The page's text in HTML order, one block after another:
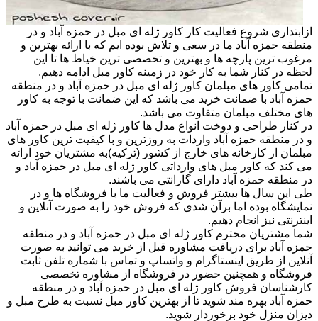
ازابتداری شروع فعالیت کار کاور ژله ای مبل در حمزه آباد و در
منطقه حمزه آباد ما در سعی و تلاش بوده ایم که با ارائه بهترین و
مرغوب ترین پارچه ها و بهترین و تخصصی ترین خیاط ها تا این
لحظه در کنار شما به کار خود در زمینه کاور مبل ادامه دهیم.
تمامی کاور های مبلمان کاور ژله ای مبل در حمزه آباد و در منطقه
حمزه آباد با ضمانت خرید می باشد که این ضمانت با توجه به کاور
های مختلف مبلمان متفاوت می باشد.
در کنار طراحی و دوخت انواع مدل ها کاور ژله ای مبل در حمزه آباد
و در منطقه حمزه آباد واردات به روزترین و با کیفیت ترین کاور های
مبلمان از کارخانه های خارج از کشور (ترکیه)به مشتریان خود ارائه
می کند که کاور مبل های وارداتی کاور ژله ای مبل در حمزه آباد و
در منطقه حمزه آباد دارای گارانتی می باشند.
طی این سال ها بیشتر فروش و فعالیت ما با فروشگاه ها و در
نمایشگاه بوده اما برآن شدی که فروش خود را به صورت آنلاین و
اینترنتی نیز انجام دهیم.
شما مشتریان محترم کاور ژله ای مبل در حمزه آباد و در منطقه
حمزه آباد برای دریافت مشاوره قبل از خرید می توانید به صورت
آنلاین از طریق اینستاگرام و واتساپ و تماس با شماره تلفن ثابت
فروشگاه و همچنین حضور در فروشگاه از مشاوره تخصصی
کارشناسان فروش کاور ژله ای مبل در حمزه آباد و در منطقه
حمزه آباد بهره مند شوید تا از بهترین کاور مبل نسبت به طرح مبل و
دیزان منزل خود برخوردار شوید.